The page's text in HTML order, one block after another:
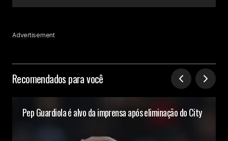
Advertisement
Recomendados para você
Pep Guardiola é alvo da imprensa após eliminação do City